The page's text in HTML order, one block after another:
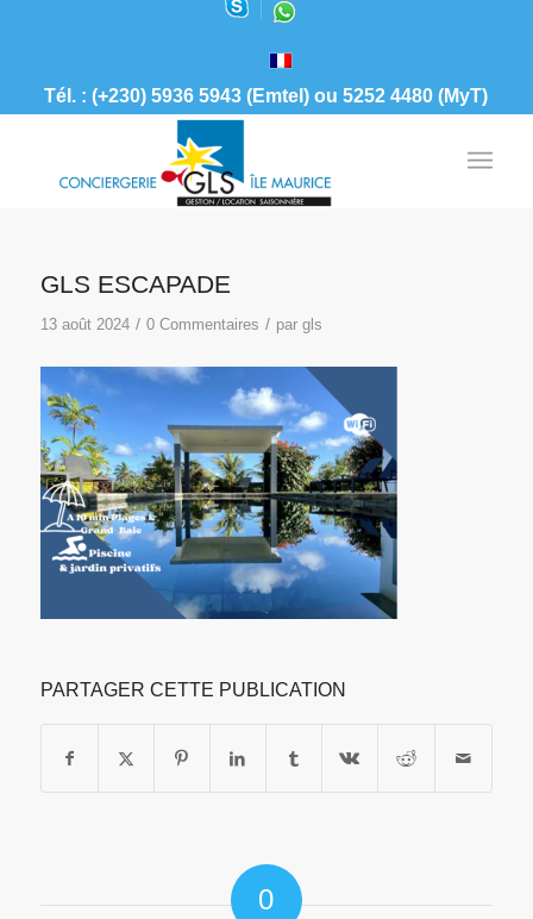
Tél. : (+230) 5936 5943 (Emtel) ou 5252 4480 (MyT)
GLS ESCAPADE
13 août 2024 / 0 Commentaires / par gls
PARTAGER CETTE PUBLICATION
0